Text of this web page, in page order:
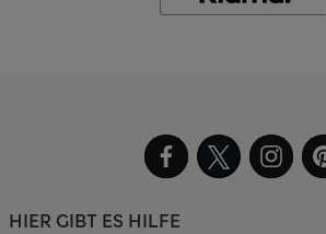
HIER GIBT ES HILFE